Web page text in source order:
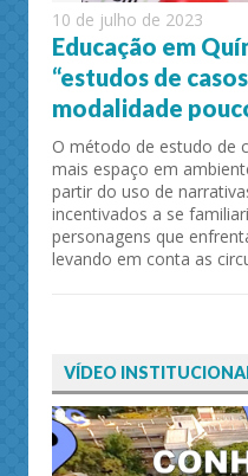
10 de julho de 2023
Educação em
“estudos de
modalidade
O método de estudo de
mais espaço em
partir do uso de
incentivados a se
personagens que
levando em conta as
VÍDEO